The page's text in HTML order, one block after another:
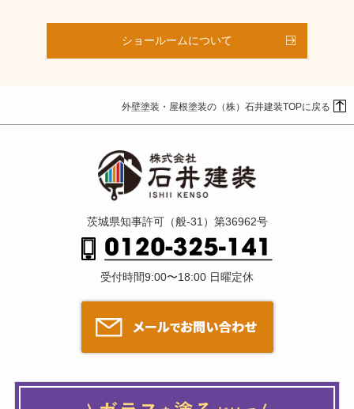
ショールームについて
外壁塗装・屋根塗装の（株）石井建装TOPに戻る
茨城県知事許可（般-31）第36962号
受付時間9:00〜18:00 日曜定休